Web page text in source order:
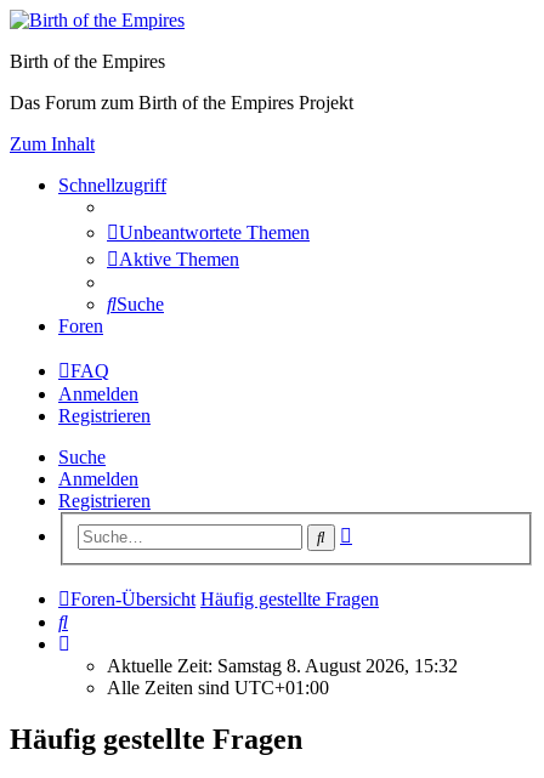
Birth of the Empires
Das Forum zum Birth of the Empires Projekt
Zum Inhalt
Schnellzugriff
Unbeantwortete Themen
Aktive Themen
Suche
Foren
FAQ
Anmelden
Registrieren
Suche
Anmelden
Registrieren
Suche
Foren-Übersicht Häufig gestellte Fragen
Suche
Aktuelle Zeit: Samstag 8. August 2026, 15:32
Alle Zeiten sind UTC+01:00
Häufig gestellte Fragen